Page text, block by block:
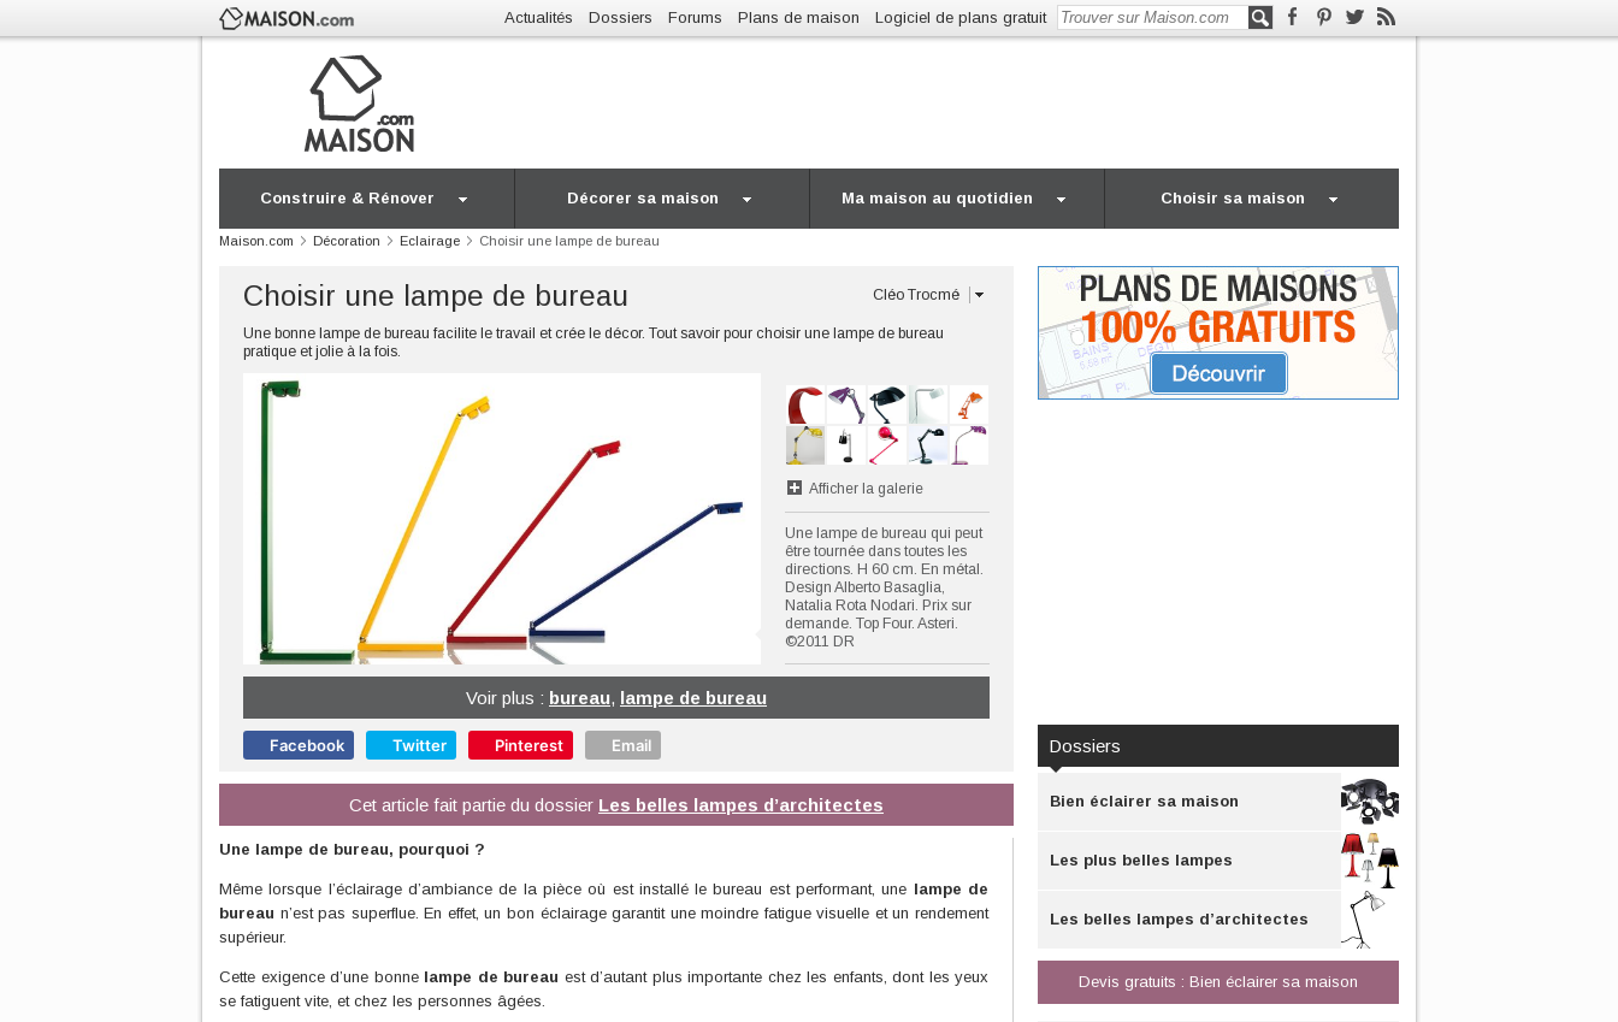
Actualités Dossiers Forums Plans de maison Logiciel de plans gratuit
Construire & Rénover Décorer sa maison Ma maison au quotidien Choisir sa maison
Maison.com Décoration Eclairage Choisir une lampe de bureau
Choisir une lampe de bureau Cléo Trocmé
Une bonne lampe de bureau facilite le travail et crée le décor. Tout savoir pour choisir une lampe de bureau
pratique et jolie à la fois.
Afficher la galerie
Une lampe de bureau qui peut
être tournée dans toutes les
directions. H 60 cm. En métal.
Design Alberto Basaglia,
Natalia Rota Nodari. Prix sur
demande. Top Four. Asteri.
©2011 DR
Voir plus : bureau, lampe de bureau
Facebook Twitter Pinterest Email
Cet article fait partie du dossier Les belles lampes d’architectes
Une lampe de bureau, pourquoi ?
Même lorsque l’éclairage d’ambiance de la pièce où est installé le bureau est performant, une lampe de
bureau n’est pas superflue. En effet, un bon éclairage garantit une moindre fatigue visuelle et un rendement
supérieur.
Cette exigence d’une bonne lampe de bureau est d’autant plus importante chez les enfants, dont les yeux
se fatiguent vite, et chez les personnes âgées.
Dossiers
Bien éclairer sa maison
Les plus belles lampes
Les belles lampes d’architectes
Devis gratuits : Bien éclairer sa maison